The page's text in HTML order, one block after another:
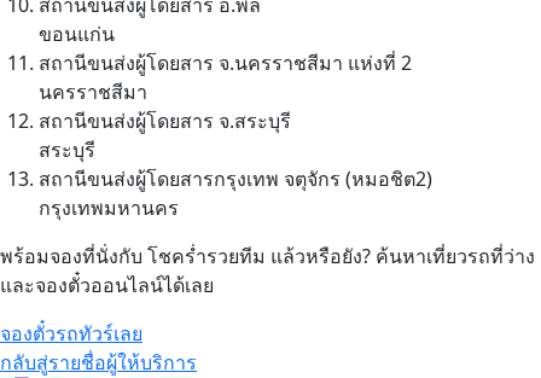
ขอนแก่น
สถานีขนส่งผู้โดยสาร จ.นครราชสีมา แห่งที่ 2
นครราชสีมา
สถานีขนส่งผู้โดยสาร จ.สระบุรี
สระบุรี
สถานีขนส่งผู้โดยสารกรุงเทพ จตุจักร (หมอชิต2)
กรุงเทพมหานคร
พร้อมจองที่นั่งกับ โชคร่ำรวยทีม แล้วหรือยัง? ค้นหาเที่ยวรถที่ว่าง
และจองตั๋วออนไลน์ได้เลย
จองตั๋วรถทัวร์เลย
กลับสู่รายชื่อผู้ให้บริการ